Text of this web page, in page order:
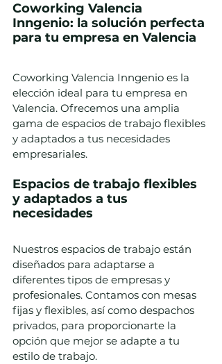
Coworking Valencia
Inngenio: la solución perfecta
para tu empresa en Valencia
Coworking Valencia Inngenio es la
elección ideal para tu empresa en
Valencia. Ofrecemos una amplia
gama de espacios de trabajo flexibles
y adaptados a tus necesidades
empresariales.
Espacios de trabajo flexibles
y adaptados a tus
necesidades
Nuestros espacios de trabajo están
diseñados para adaptarse a
diferentes tipos de empresas y
profesionales. Contamos con mesas
fijas y flexibles, así como despachos
privados, para proporcionarte la
opción que mejor se adapte a tu
estilo de trabajo.